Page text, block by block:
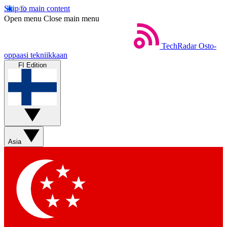
Skip to main content
Open menu Close main menu
TechRadar Osto-
oppaasi tekniikkaan
FI Edition
Asia